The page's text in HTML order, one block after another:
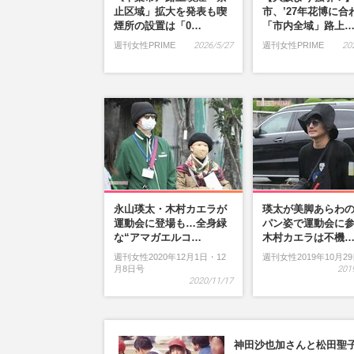
止区域」拡大を発表も喫
煙所の設置は「0…
週刊女性PRIME 2026/5/27
市、’27年花博に合
「市内全域」路上…
週刊女性PRIME
永山瑛太・木村カエラが
運動会に登場も…全身緑
な“アマガエルコ…
週刊女性2020年12月1日・12
月8日号
2020/11/17
瑛太が美脚あらわ
パン姿で運動会に
木村カエラは不機…
週刊女性2019年10月
神田沙也加さんと松田聖